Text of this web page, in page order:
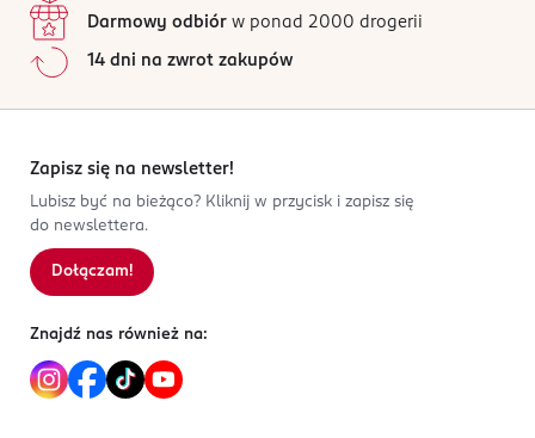
Darmowy odbiór w ponad 2000 drogerii
14 dni na zwrot zakupów
Zapisz się na newsletter!
Lubisz być na bieżąco? Kliknij w przycisk i zapisz się
do newslettera.
Dołączam!
Znajdź nas również na: